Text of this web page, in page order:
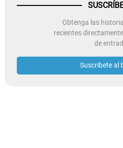
Obtenga las
recientes
de
Suscribete al